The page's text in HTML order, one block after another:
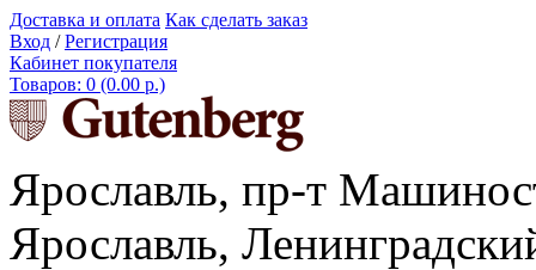
Доставка и оплата Как сделать заказ
Вход /Регистрация
Кабинет покупателя
Товаров: 0 (0.00 р.)
Ярославль, пр-т
Ярославль,